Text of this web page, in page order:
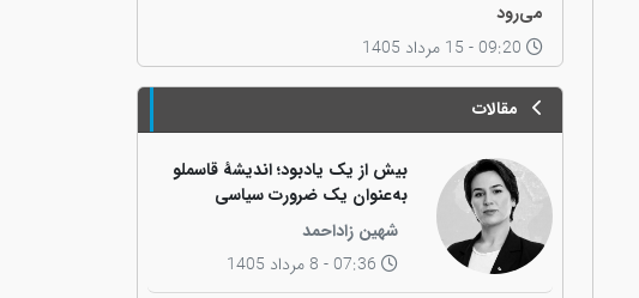
می‌رود
مقالات
بیش از یک یادبود؛ اندیشهٔ قاسملو
به‌عنوان یک ضرورت سیاسی
شهین زاداحمد
07:36 - 8 مرداد 1405